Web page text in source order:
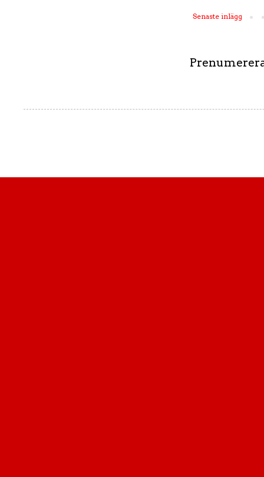
Senaste inlägg